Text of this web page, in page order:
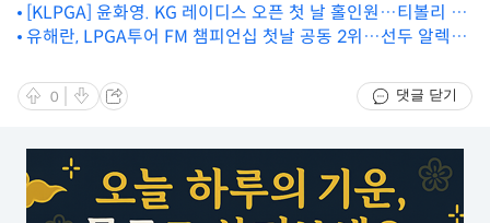
백
[KLPGA] 윤화영. KG 레이디스 오픈 첫 날 홀인원…티볼리 승
용차 부상
유해란, LPGA투어 FM 챔피언십 첫날 공동 2위…선두 알렉스
0 댓글 닫기